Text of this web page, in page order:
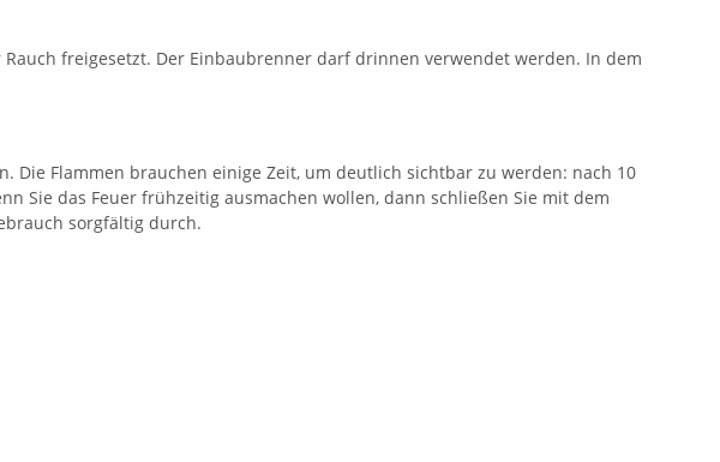
freigesetzt. Der Einbaubrenner darf drinnen verwendet werden. In dem
Die Flammen brauchen einige Zeit, um deutlich sichtbar zu werden: nach 10
Sie das Feuer frühzeitig ausmachen wollen, dann schließen Sie mit dem
sorgfältig durch.